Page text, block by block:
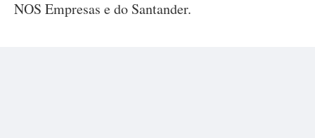
NOS Empresas e do Santander.